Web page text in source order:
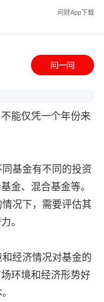
问财App下载
能仅凭一个年份来
基金有不同的投资
金、混合基金等。
况下，需要评估其
。
经济情况对基金的
环境和经济形势好